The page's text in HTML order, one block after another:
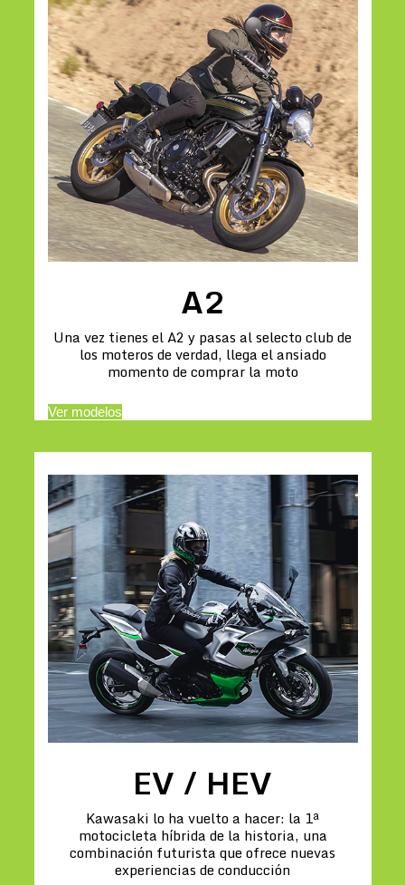
A2
Una vez tienes el A2 y pasas al selecto club de
los moteros de verdad, llega el ansiado
momento de comprar la moto
Ver modelos
EV / HEV
Kawasaki lo ha vuelto a hacer: la 1ª
motocicleta híbrida de la historia, una
combinación futurista que ofrece nuevas
experiencias de conducción